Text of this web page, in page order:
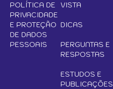
POLÍTICA DE
PRIVACIDADE
E PROTEÇÃO
DE DADOS
PESSOAIS
VISTA
DICAS
PERGUNTAS E
RESPOSTAS
ESTUDOS E
PUBLICAÇÕES